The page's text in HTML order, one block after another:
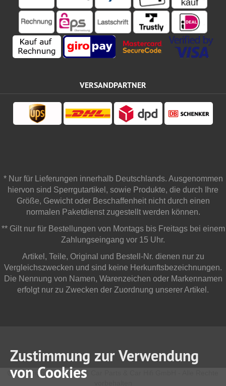
VERSANDPARTNER
* Nur für Lieferungen innerhalb Deutschlands. Ausgenommen
hiervon sind Sperrgutartikel, sowie Produkte, die durch Ihre
Größe, Gewicht oder Beschaffenheit nicht durch einen
normalen Paketdienst zugestellt werden können.
** Gilt nur für Bestellungen von Montags bis Freitags bei einem
Zahlungseingang vor 15 Uhr.
Artikel, Teile, Original und Bestell-Nr. dienen nur zu
Vergleichszwecken und sind keine Herkunftsbezeichnungen.
Die Nennung von Namen, Warenzeichen oder Markennamen
erfolgt nur zu Zwecken der Zuordnung unserer Artikel.
Copyright © 2025 JOM Car Parts & Car Hifi GmbH - Alle Rechte
Zustimmung zur Verwendung
von Cookies